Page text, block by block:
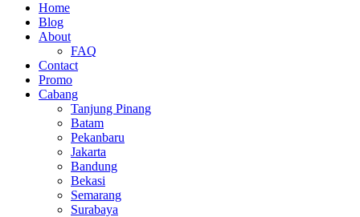
Home
Blog
About
FAQ
Contact
Promo
Cabang
Tanjung Pinang
Batam
Pekanbaru
Jakarta
Bandung
Bekasi
Semarang
Surabaya